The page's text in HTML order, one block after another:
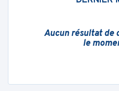
Aucun résultat de
le